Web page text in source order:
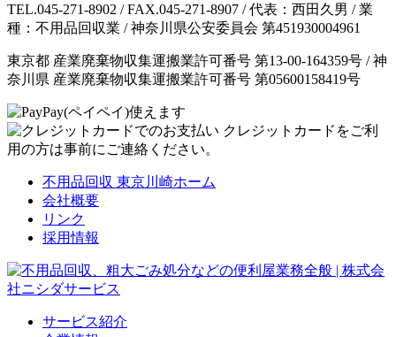
TEL.045-271-8902 / FAX.045-271-8907 / 代表：西田久男 / 業
種：不用品回収業 / 神奈川県公安委員会 第451930004961
東京都 産業廃棄物収集運搬業許可番号 第13-00-164359号 / 神
奈川県 産業廃棄物収集運搬業許可番号 第05600158419号
クレジットカードをご利
用の方は事前にご連絡ください。
不用品回収 東京川崎ホーム
会社概要
リンク
採用情報
サービス紹介